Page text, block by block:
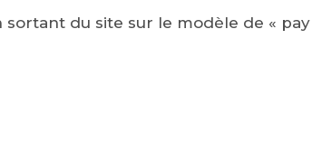
du site sur le modèle de « pay